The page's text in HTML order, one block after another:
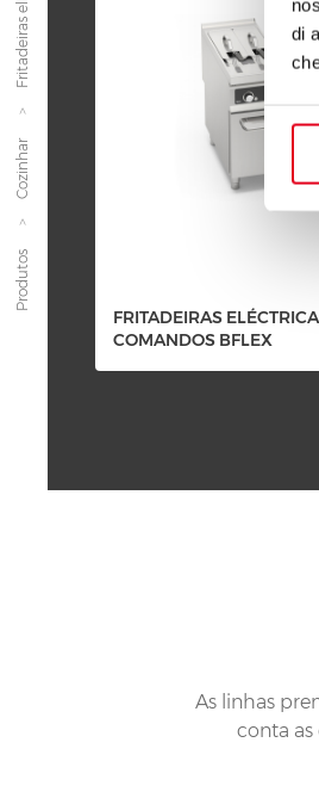
di
Produtos
Cozinhar
FRITADEIRAS
COMANDOS BFLEX
As linhas
conta as